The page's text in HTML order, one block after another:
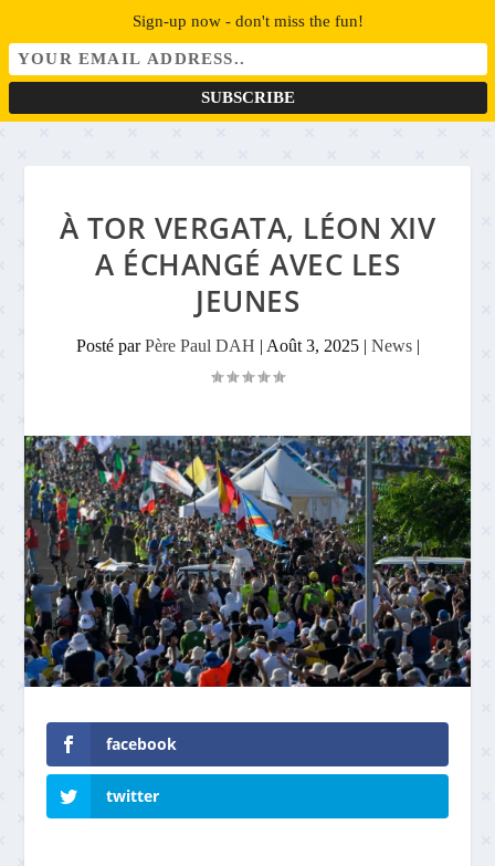
À TOR VERGATA, LÉON XIV
A ÉCHANGÉ AVEC LES
JEUNES
Posté parPère Paul DAH | Août 3, 2025| News|
facebook
twitter
Sign-up now - don't miss the fun!